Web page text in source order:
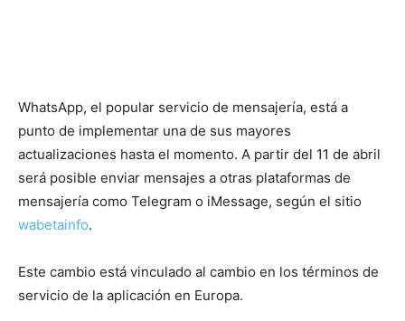
WhatsApp, el popular servicio de mensajería, está a
punto de implementar una de sus mayores
actualizaciones hasta el momento. A partir del 11 de abril
será posible enviar mensajes a otras plataformas de
mensajería como Telegram o iMessage, según el sitio
wabetainfo.
Este cambio está vinculado al cambio en los términos de
servicio de la aplicación en Europa.